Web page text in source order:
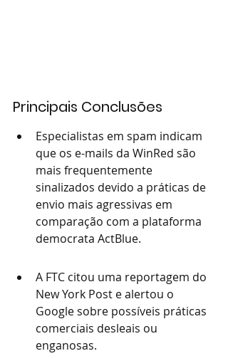
Principais Conclusões
Especialistas em spam indicam
que os e-mails da WinRed são
mais frequentemente
sinalizados devido a práticas de
envio mais agressivas em
comparação com a plataforma
democrata ActBlue.
A FTC citou uma reportagem do
New York Post e alertou o
Google sobre possíveis práticas
comerciais desleais ou
enganosas.